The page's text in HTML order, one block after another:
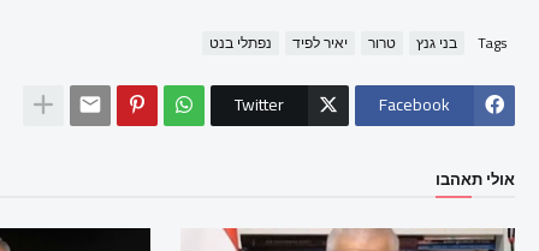
Tags בני גנץ טרור יאיר לפיד נפתלי בנט
Facebook
Twitter
אולי תאהבו